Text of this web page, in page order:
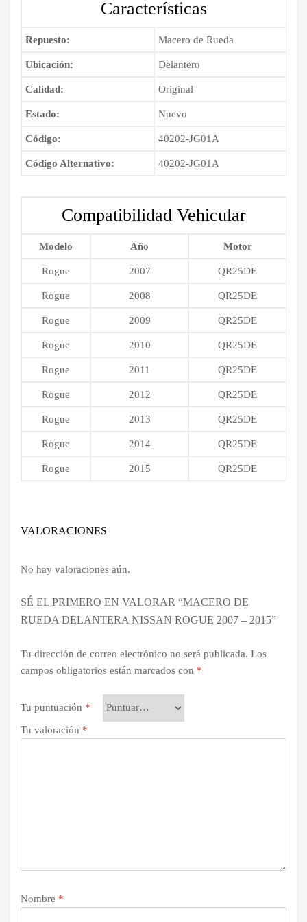
Características
Repuesto: Macero de Rueda
Ubicación: Delantero
Calidad: Original
Estado: Nuevo
Código: 40202-JG01A
Código Alternativo: 40202-JG01A
Compatibilidad Vehicular
Modelo Año Motor
Rogue 2007 QR25DE
Rogue 2008 QR25DE
Rogue 2009 QR25DE
Rogue 2010 QR25DE
Rogue 2011 QR25DE
Rogue 2012 QR25DE
Rogue 2013 QR25DE
Rogue 2014 QR25DE
Rogue 2015 QR25DE
VALORACIONES
No hay valoraciones aún.
SÉ EL PRIMERO EN VALORAR “MACERO DE
RUEDA DELANTERA NISSAN ROGUE 2007 – 2015”
Tu dirección de correo electrónico no será publicada. Los
campos obligatorios están marcados con *
Tu puntuación *
Tu valoración *
Nombre *